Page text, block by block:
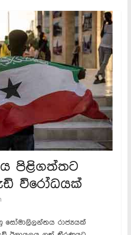
පිළිගත්තට
විරෝධයක්
සෝමාලිලන්තය රාජ්‍යයක්